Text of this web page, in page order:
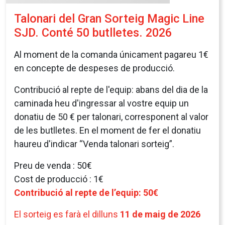
Talonari del Gran Sorteig Magic Line
SJD. Conté 50 butlletes. 2026
Al moment de la comanda únicament pagareu 1€
en concepte de despeses de producció.
Contribució al repte de l'equip: abans del dia de la
caminada heu d'ingressar al vostre equip un
donatiu de 50 € per talonari, corresponent al valor
de les butlletes. En el moment de fer el donatiu
haureu d'indicar “Venda talonari sorteig”.
Preu de venda : 50€
Cost de producció : 1€
Contribució al repte de l’equip: 50€
El sorteig es farà el dilluns 11 de maig de 2026